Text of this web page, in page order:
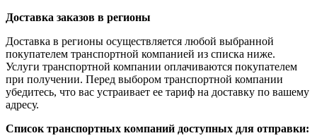
Доставка заказов в регионы
Доставка в регионы осуществляется любой выбранной
покупателем транспортной компанией из списка ниже.
Услуги транспортной компании оплачиваются покупателем
при получении. Перед выбором транспортной компании
убедитесь, что вас устраивает ее тариф на доставку по вашему
адресу.
Список транспортных компаний доступных для отправки: